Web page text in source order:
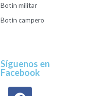
Botín militar
Botín campero
Síguenos en
Facebook